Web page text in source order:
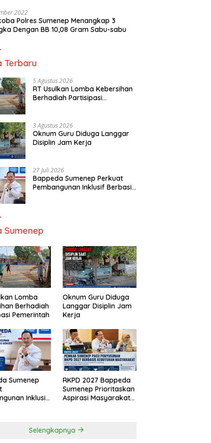
2022
Polres Sumenep Menangkap 3
Dengan BB 10,08 Gram Sabu-sabu
Terbaru
5 Agustus 2026
RT Usulkan Lomba Kebersihan
Berhadiah Partisipasi
3 Agustus 2026
Oknum Guru Diduga Langgar
Disiplin Jam Kerja
27 Juli 2026
Bappeda Sumenep Perkuat
Pembangunan Inklusif Berbasis
Sumenep
Lomba
Berhadiah
Pemerintah
Oknum Guru Diduga
Langgar Disiplin Jam
Kerja
Sumenep
Inklusif
RKPD 2027 Bappeda
Sumenep Prioritaskan
Aspirasi Masyarakat
Selengkapnya